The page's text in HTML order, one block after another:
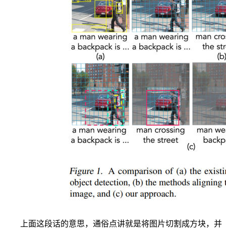
上面这段话的意思，通俗点讲就是将图片切割成方块，并